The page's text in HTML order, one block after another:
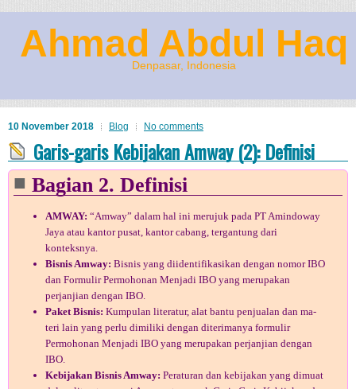
Ahmad Abdul Haq
Denpasar, Indonesia
10 November 2018 Blog No comments
Garis-garis Kebijakan Amway (2): Definisi
Bagian 2. Definisi
AMWAY: “Amway” dalam hal ini merujuk pada PT Amindoway
Jaya atau kantor pusat, kantor cabang, tergantung dari
konteksnya.
Bisnis Amway: Bisnis yang diidentifikasikan dengan nomor IBO
dan Formulir Permohonan Menjadi IBO yang merupakan
perjanjian dengan IBO.
Paket Bisnis: Kumpulan literatur, alat bantu penjualan dan ma­
teri lain yang perlu dimiliki dengan diterimanya formulir
Permohonan Menjadi IBO yang merupakan perjanjian dengan
IBO.
Kebijakan Bisnis Amway: Peraturan dan kebijakan yang dimuat